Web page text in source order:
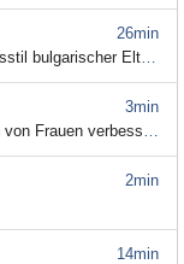
26min
bulgarischer Eltern
3min
Frauen verbessern
2min
14min